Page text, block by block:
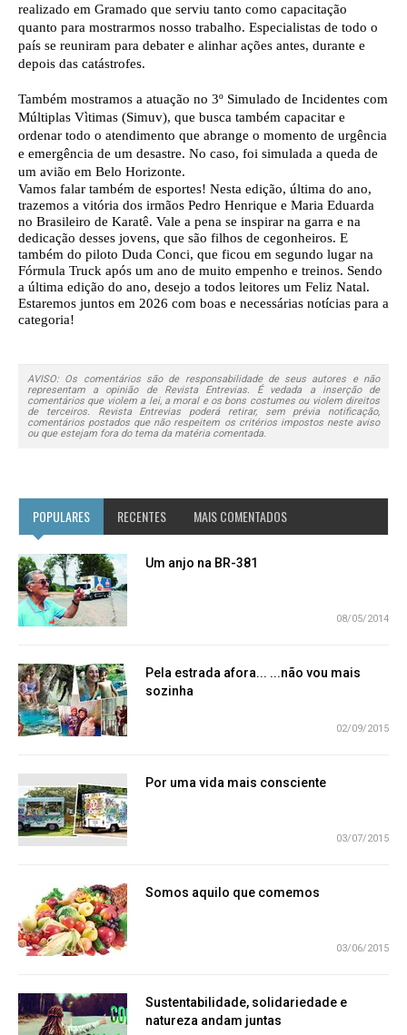
realizado em Gramado que serviu tanto como capacitação
quanto para mostrarmos nosso trabalho. Especialistas de todo o
país se reuniram para debater e alinhar ações antes, durante e
depois das catástrofes.
Também mostramos a atuação no 3º Simulado de Incidentes com
Múltiplas Vìtimas (Simuv), que busca também capacitar e
ordenar todo o atendimento que abrange o momento de urgência
e emergência de um desastre. No caso, foi simulada a queda de
um avião em Belo Horizonte.
Vamos falar também de esportes! Nesta edição, última do ano,
trazemos a vitória dos irmãos Pedro Henrique e Maria Eduarda
no Brasileiro de Karatê. Vale a pena se inspirar na garra e na
dedicação desses jovens, que são filhos de cegonheiros. E
também do piloto Duda Conci, que ficou em segundo lugar na
Fórmula Truck após um ano de muito empenho e treinos. Sendo
a última edição do ano, desejo a todos leitores um Feliz Natal.
Estaremos juntos em 2026 com boas e necessárias notícias para a
categoria!
AVISO: Os comentários são de responsabilidade de seus autores e não
representam a opinião de Revista Entrevias. É vedada a inserção de
comentários que violem a lei, a moral e os bons costumes ou violem direitos
de terceiros. Revista Entrevias poderá retirar, sem prévia notificação,
comentários postados que não respeitem os critérios impostos neste aviso
ou que estejam fora do tema da matéria comentada.
POPULARES RECENTES MAIS COMENTADOS
Um anjo na BR-381
08/05/2014
Pela estrada afora... ...não vou mais
sozinha
02/09/2015
Por uma vida mais consciente
03/07/2015
Somos aquilo que comemos
03/06/2015
Sustentabilidade, solidariedade e
natureza andam juntas